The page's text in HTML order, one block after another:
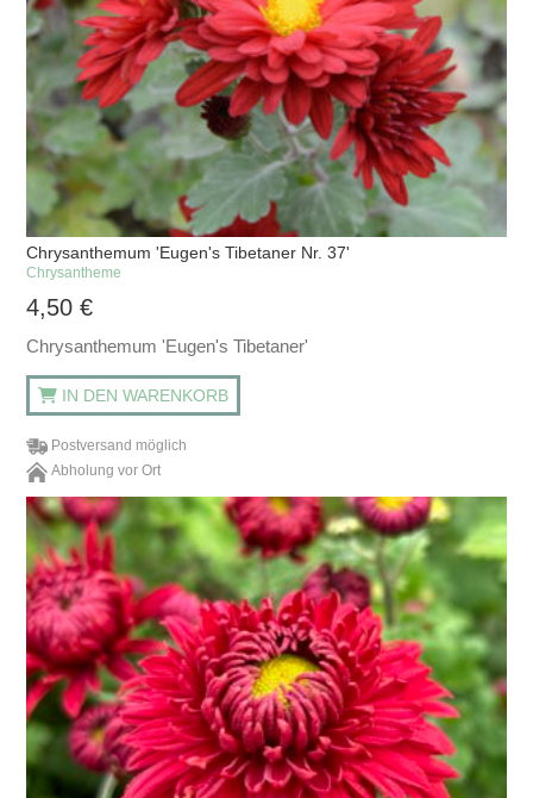
Chrysanthemum 'Eugen's Tibetaner Nr. 37'
Chrysantheme
4,50€
Chrysanthemum 'Eugen's Tibetaner'
IN DEN WARENKORB
Postversand möglich
Abholung vor Ort